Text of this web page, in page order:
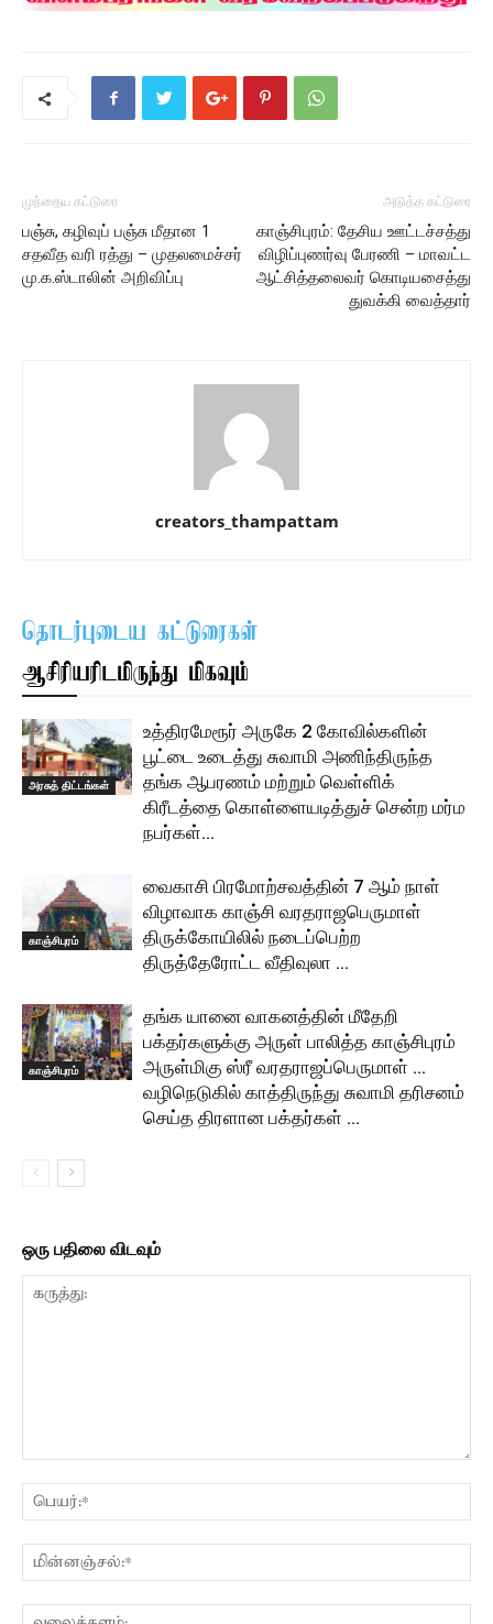
முந்தைய கட்டுரை
பஞ்சு, கழிவுப் பஞ்சு மீதான 1
சதவீத வரி ரத்து – முதலமைச்சர்
மு.க.ஸ்டாலின் அறிவிப்பு
அடுத்த கட்டுரை
காஞ்சிபுரம்: தேசிய ஊட்டச்சத்து
விழிப்புணர்வு பேரணி – மாவட்ட
ஆட்சித்தலைவர் கொடியசைத்து
துவக்கி வைத்தார்
creators_thampattam
தொடர்புடைய கட்டுரைகள்
ஆசிரியரிடமிருந்து மிகவும்
அரசுத் திட்டங்கள்
உத்திரமேரூர் அருகே 2 கோவில்களின்
பூட்டை உடைத்து சுவாமி அணிந்திருந்த
தங்க ஆபரணம் மற்றும் வெள்ளிக்
கிரீடத்தை கொள்ளையடித்துச் சென்ற மர்ம
நபர்கள்…
காஞ்சிபுரம்
வைகாசி பிரமோற்சவத்தின் 7 ஆம் நாள்
விழாவாக காஞ்சி வரதராஜபெருமாள்
திருக்கோயிலில் நடைப்பெற்ற
திருத்தேரோட்ட வீதிவுலா …
காஞ்சிபுரம்
தங்க யானை வாகனத்தின் மீதேறி
பக்தர்களுக்கு அருள் பாலித்த காஞ்சிபுரம்
அருள்மிகு ஸ்ரீ வரதராஜப்பெருமாள் …
வழிநெடுகில் காத்திருந்து சுவாமி தரிசனம்
செய்த திரளான பக்தர்கள் …
ஒரு பதிலை விடவும்